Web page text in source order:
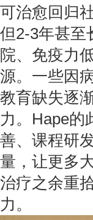
可治愈回归社
但2-3年甚至
院、免疫力
源。一些因
教育缺失逐
力。Hape的
善、课程研
量，让更多
治疗之余重
力。